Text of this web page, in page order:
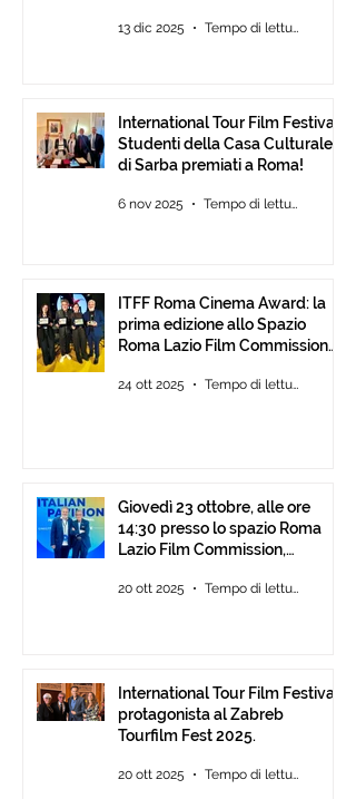
13 dic 2025 Tempo di lettura: 2 min
International Tour Film Festival:
Studenti della Casa Culturale
di Sarba premiati a Roma!
6 nov 2025 Tempo di lettura: 2 min
ITFF Roma Cinema Award: la
prima edizione allo Spazio
Roma Lazio Film Commission
24 ott 2025 Tempo di lettura: 2 min
Giovedì 23 ottobre, alle ore
14:30 presso lo spazio Roma
Lazio Film Commission,
Musica Roma, consegna degli
20 ott 2025 Tempo di lettura: 2 min
International Tour Film Festival
protagonista al Zabreb
Tourfilm Fest 2025.
20 ott 2025 Tempo di lettura: 1 min